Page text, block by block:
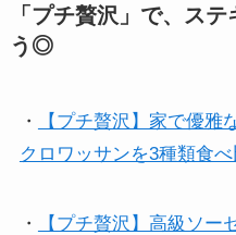
「プチ贅沢」で、ス
う◎
・
【プチ贅沢】家で優
クロワッサンを3種類食
・
【プチ贅沢】高級ソー